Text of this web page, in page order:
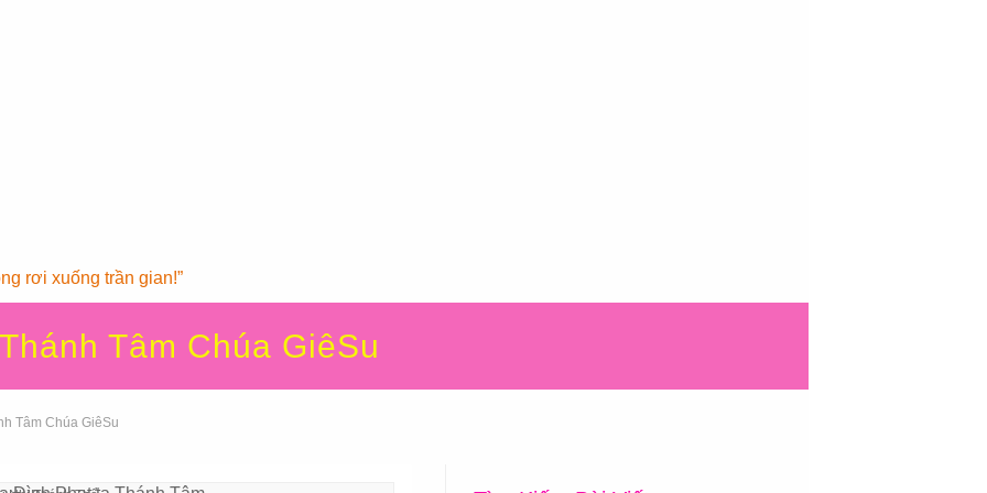
rơi xuống trần gian!”
Tâm Chúa GiêSu
Tâm Chúa GiêSu